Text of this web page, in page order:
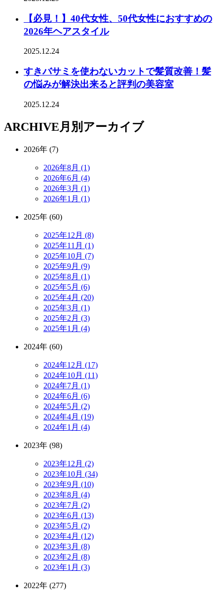
【必見！】40代女性、50代女性におすすめの
2026年ヘアスタイル
2025.12.24
すきバサミを使わないカットで髪質改善！髪
の悩みが解決出来ると評判の美容室
2025.12.24
ARCHIVE月別アーカイブ
2026年 (7)
2026年8月 (1)
2026年6月 (4)
2026年3月 (1)
2026年1月 (1)
2025年 (60)
2025年12月 (8)
2025年11月 (1)
2025年10月 (7)
2025年9月 (9)
2025年8月 (1)
2025年5月 (6)
2025年4月 (20)
2025年3月 (1)
2025年2月 (3)
2025年1月 (4)
2024年 (60)
2024年12月 (17)
2024年10月 (11)
2024年7月 (1)
2024年6月 (6)
2024年5月 (2)
2024年4月 (19)
2024年1月 (4)
2023年 (98)
2023年12月 (2)
2023年10月 (34)
2023年9月 (10)
2023年8月 (4)
2023年7月 (2)
2023年6月 (13)
2023年5月 (2)
2023年4月 (12)
2023年3月 (8)
2023年2月 (8)
2023年1月 (3)
2022年 (277)